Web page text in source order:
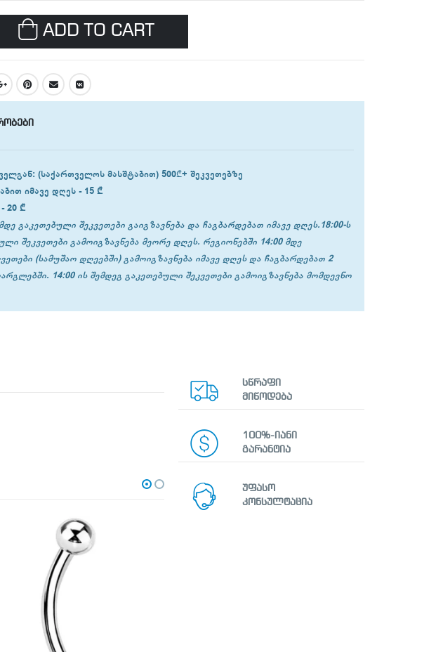
ADD TO CART
: (საქართველოს მასშტაბით) 500₾+ შეკვეთებზე
იმავე დღეს -15 ₾
20 ₾
გაკეთებული შეკვეთები გაიგზავნება და ჩაგბარდებათ იმავე დღეს.18:00-ს
შეკვეთები გამოიგზავნება მეორე დღეს. რეგიონებში 14:00 მდე
(სამუშაო დღეებში) გამოიგზავნება იმავე დღეს და ჩაგბარდებათ 2
14:00 ის შემდეგ გაკეთებული შეკვეთები გამოიგზავნება მომდევნო
სწრაფი
მიწოდება
100%-იანი
გარანტია
უფასო
კონსულტაცია